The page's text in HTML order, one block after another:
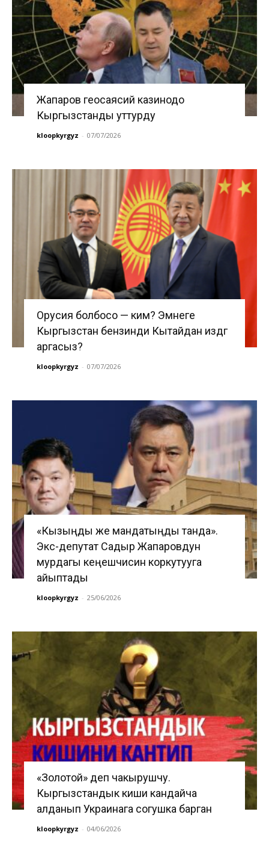
Жапаров геосаясий казинодо
Кыргызстанды уттурду
kloopkyrgyz - 07/07/2026
Орусия болбосо — ким? Эмнеге
Кыргызстан бензинди Кытайдан издөөгө
аргасыз?
kloopkyrgyz - 07/07/2026
«Кызыңды же мандатыңды танда».
Экс-депутат Садыр Жапаровдун
мурдагы кеңешчисин коркутууга
айыптады
kloopkyrgyz - 25/06/2026
«Золотой» деп чакырушчу.
Кыргызстандык киши кандайча
алданып Украинага согушка барган
kloopkyrgyz - 04/06/2026